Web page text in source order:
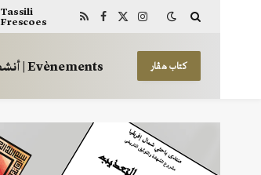
Tassili
Frescoes
RSS Facebook
X
Instagram
أنشطة | Evènements كتاب هڤار